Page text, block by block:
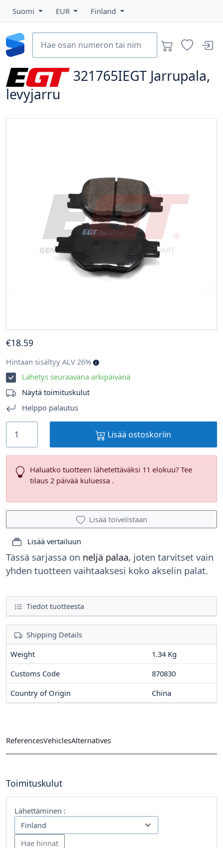
Suomi EUR Finland
321765IEGT Jarrupala,
levyjarru
Tässä sarjassa on neljä palaa, joten tarvitset vain
yhden tuotteen vaihtaaksesi koko akselin palat.
Tiedot tuotteesta
Shipping Details
Weight
1.34 Kg
Customs Code
870830
Country of Origin
China
€18.59
Hintaan sisältyy ALV 26%
Lähetys seuraavana arkipäivänä
Näytä toimituskulut
Helppo palautus
Lisää ostoskoriin
Haluatko tuotteen lähetettäväksi 11 elokuu? Tee
tilaus 2 päivää kuluessa .
Lisää toivelistaan
Lisää vertailuun
ReferencesVehiclesAlternatives
Toimituskulut
Lähettäminen :